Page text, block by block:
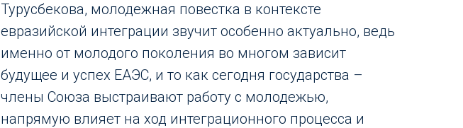
Турусбекова, молодежная повестка в контексте
евразийской интеграции звучит особенно актуально, ведь
именно от молодого поколения во многом зависит
будущее и успех ЕАЭС, и то как сегодня государства –
члены Союза выстраивают работу с молодежью,
напрямую влияет на ход интеграционного процесса и